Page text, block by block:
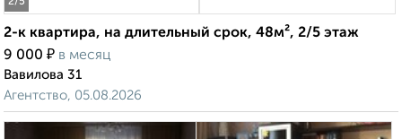
2-к квартира, на длительный срок, 48м², 2/5 этаж
9 000 ₽ в месяц
Вавилова 31
Агентство, 05.08.2026